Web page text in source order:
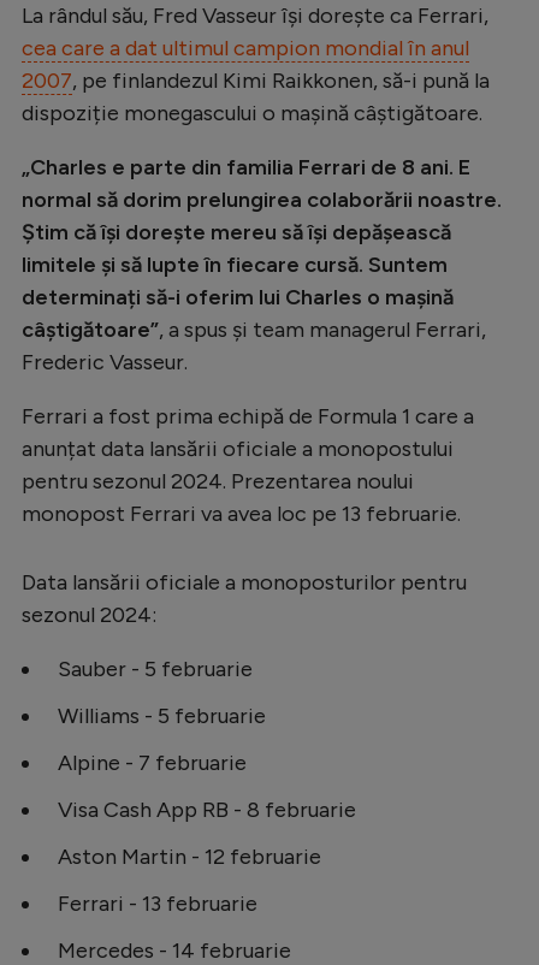
La rândul său, Fred Vasseur își dorește ca Ferrari,
cea care a dat ultimul campion mondial în anul
2007, pe finlandezul Kimi Raikkonen, să-i pună la
dispoziție monegascului o mașină câștigătoare.
„Charles e parte din familia Ferrari de 8 ani. E
normal să dorim prelungirea colaborării noastre.
Știm că își dorește mereu să își depășească
limitele și să lupte în fiecare cursă. Suntem
determinați să-i oferim lui Charles o mașină
câștigătoare”, a spus și team managerul Ferrari,
Frederic Vasseur.
Ferrari a fost prima echipă de Formula 1 care a
anunțat data lansării oficiale a monopostului
pentru sezonul 2024. Prezentarea noului
monopost Ferrari va avea loc pe 13 februarie.
Data lansării oficiale a monoposturilor pentru
sezonul 2024:
Sauber - 5 februarie
Williams - 5 februarie
Alpine - 7 februarie
Visa Cash App RB - 8 februarie
Aston Martin - 12 februarie
Ferrari - 13 februarie
Mercedes - 14 februarie